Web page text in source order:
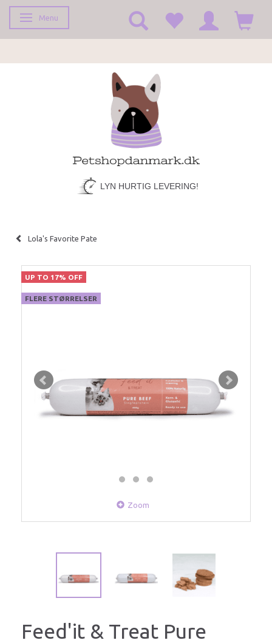
Toggle navigation
Menu
LYN HURTIG LEVERING!
Lola's Favorite Pate
UP TO 17% OFF
FLERE STØRRELSER
Zoom
Feed'it & Treat Pure